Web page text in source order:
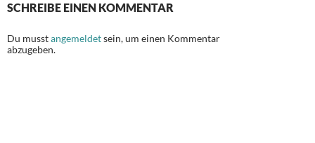
SCHREIBE EINEN KOMMENTAR
Du musstangemeldetsein, um einen Kommentar
abzugeben.